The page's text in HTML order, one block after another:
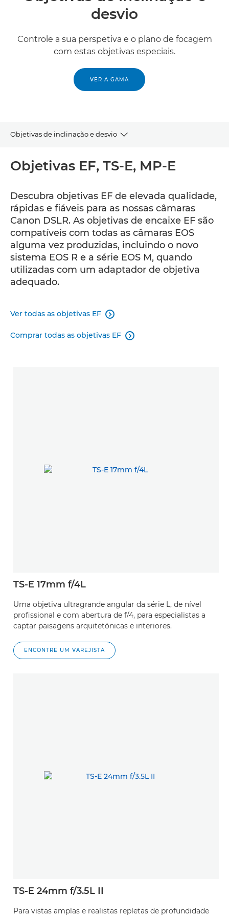
desvio
Controle a sua perspetiva e o plano de focagem
com estas objetivas especiais.
VER A GAMA
Objetivas de inclinação e desvio
EF
Objetivas EF, TS-E, MP-E
Descubra objetivas EF de elevada qualidade,
rápidas e fiáveis para as nossas câmaras
Canon DSLR. As objetivas de encaixe EF são
compatíveis com todas as câmaras EOS
alguma vez produzidas, incluindo o novo
sistema EOS R e a série EOS M, quando
utilizadas com um adaptador de objetiva
adequado.
Ver todas as objetivas EF 
Comprar todas as objetivas EF 
TS-E 17mm f/4L
Uma objetiva ultragrande angular da série L, de nível
profissional e com abertura de f/4, para especialistas a
captar paisagens arquitetónicas e interiores.
ENCONTRE UM VAREJISTA
TS-E 24mm f/3.5L II
Para vistas amplas e realistas repletas de profundidade